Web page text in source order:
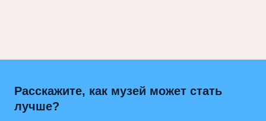
Расскажите, как музей может стать
лучше?